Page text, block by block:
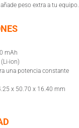
peso extra a tu equipo.
mAh
ion)
una potencia constante
x 50.70 x 16.40 mm